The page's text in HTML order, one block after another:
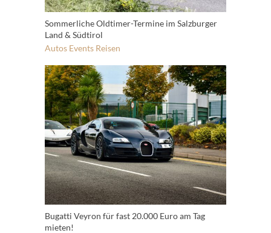
Sommerliche Oldtimer-Termine im Salzburger
Land & Südtirol
Autos Events Reisen
Bugatti Veyron für fast 20.000 Euro am Tag
mieten!